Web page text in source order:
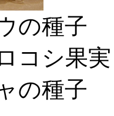
の種子
コシ果実
の種子